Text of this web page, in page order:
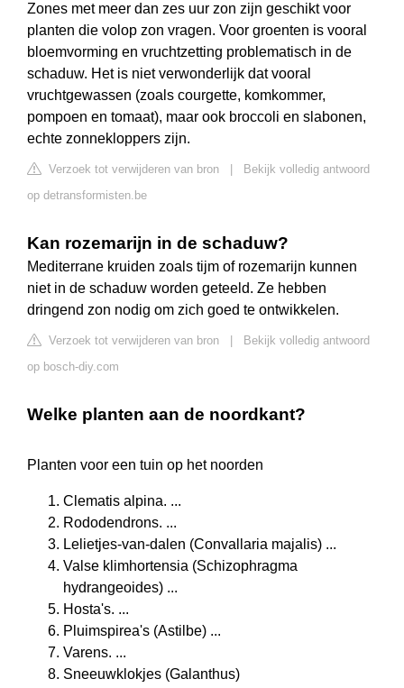
Zones met meer dan zes uur zon zijn geschikt voor
planten die volop zon vragen. Voor groenten is vooral
bloemvorming en vruchtzetting problematisch in de
schaduw. Het is niet verwonderlijk dat vooral
vruchtgewassen (zoals courgette, komkommer,
pompoen en tomaat), maar ook broccoli en slabonen,
echte zonnekloppers zijn.
Verzoek tot verwijderen van bron
Bekijk volledig antwoord
op detransformisten.be
Kan rozemarijn in de schaduw?
Mediterrane kruiden zoals tijm of rozemarijn kunnen
niet in de schaduw worden geteeld. Ze hebben
dringend zon nodig om zich goed te ontwikkelen.
Verzoek tot verwijderen van bron
Bekijk volledig antwoord
op bosch-diy.com
Welke planten aan de noordkant?
Planten voor een tuin op het noorden
Clematis alpina. ...
Rododendrons. ...
Lelietjes-van-dalen (Convallaria majalis) ...
Valse klimhortensia (Schizophragma
hydrangeoides) ...
Hosta's. ...
Pluimspirea's (Astilbe) ...
Varens. ...
Sneeuwklokjes (Galanthus)